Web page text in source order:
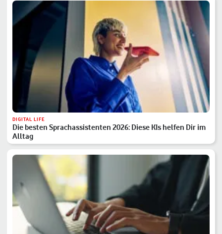
DIGITAL LIFE
Die besten Sprachassistenten 2026: Diese KIs helfen Dir im
Alltag